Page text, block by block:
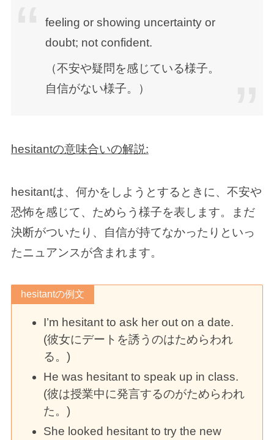
feeling or showing uncertainty or
doubt; not confident.
（不安や疑問を感じている様子。
自信がない様子。）
hesitantの意味合いの解説:
hesitantは、何かをしようとするときに、不安や
恐怖を感じて、ためらう様子を表します。まだ
決断がついたり、自信が持てなかったりといっ
たニュアンスが含まれます。
hesitantの例文
I’m hesitant to ask her out on a date.
(彼女にデートを誘うのはためらわれ
る。)
He was hesitant to speak up in class.
(彼は授業中に発言するのがためらわれ
た。)
She looked hesitant to try the new